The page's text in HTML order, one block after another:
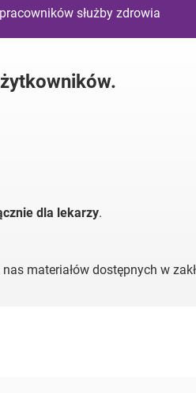
służby zdrowia
dla lekarzy.
materiałów dostępnych w